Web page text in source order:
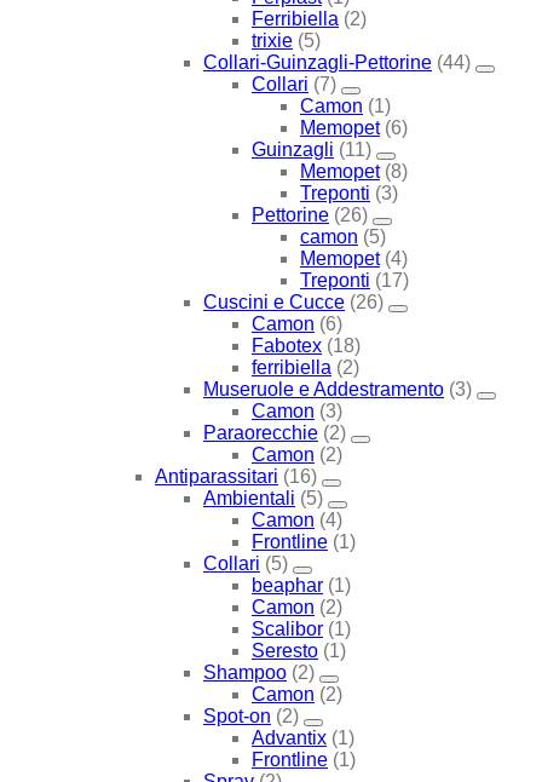
Ferribiella (2)
trixie (5)
Collari-Guinzagli-Pettorine (44)
Collari (7)
Camon (1)
Memopet (6)
Guinzagli (11)
Memopet (8)
Treponti (3)
Pettorine (26)
camon (5)
Memopet (4)
Treponti (17)
Cuscini e Cucce (26)
Camon (6)
Fabotex (18)
ferribiella (2)
Museruole e Addestramento (3)
Camon (3)
Paraorecchie (2)
Camon (2)
Antiparassitari (16)
Ambientali (5)
Camon (4)
Frontline (1)
Collari (5)
beaphar (1)
Camon (2)
Scalibor (1)
Seresto (1)
Shampoo (2)
Camon (2)
Spot-on (2)
Advantix (1)
Frontline (1)